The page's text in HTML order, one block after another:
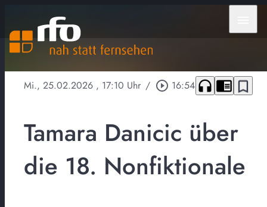
Mi., 25.02.2026 , 17:10 Uhr / play_circle_outline 16:54 headphones chrome_reader_mode bookmark_border
Tamara Danicic über
die 18. Nonfiktionale